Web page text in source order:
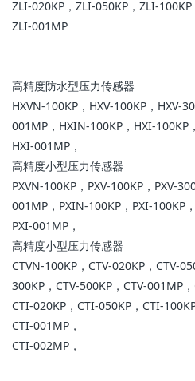
ZLI-020KP，ZLI-050KP，ZLI-100KP
ZLI-001MP
高精度防水型压力传感器
HXVN-100KP，HXV-100KP，HXV-
001MP，HXIN-100KP，HXI-100KP
HXI-001MP，
高精度小型压力传感器
PXVN-100KP，PXV-100KP，PXV-
001MP，PXIN-100KP，PXI-100KP
PXI-001MP，
高精度小型压力传感器
CTVN-100KP，CTV-020KP，CTV-
300KP，CTV-500KP，CTV-001MP
CTI-020KP，CTI-050KP，CTI-
CTI-001MP，
CTI-002MP，